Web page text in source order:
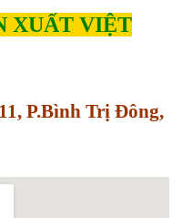
XUẤT VIỆT
P.Bình Trị Đông,